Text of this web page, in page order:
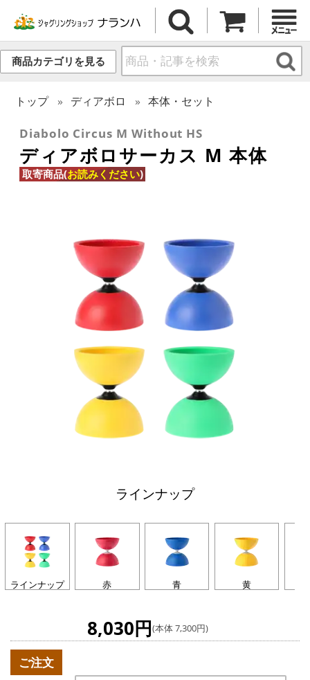
商品カテゴリを見る
トップ ディアボロ 本体・セット
Diabolo Circus M Without HS
ディアボロサーカス M 本体
取寄商品(お読みください)
ラインナップ
ラインナップ 赤 青 黄
8,030円(本体 7,300円)
ご注文